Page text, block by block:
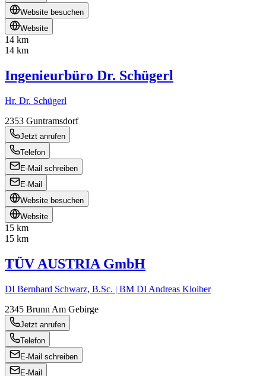
Website besuchen
Website
14 km
14 km
Ingenieurbüro Dr. Schügerl
Hr. Dr. Schügerl
2353 Guntramsdorf
Jetzt anrufen
Telefon
E-Mail schreiben
E-Mail
Website besuchen
Website
15 km
15 km
TÜV AUSTRIA GmbH
DI Bernhard Schwarz, B.Sc. | BM DI Andreas Kloiber
2345 Brunn Am Gebirge
Jetzt anrufen
Telefon
E-Mail schreiben
E-Mail